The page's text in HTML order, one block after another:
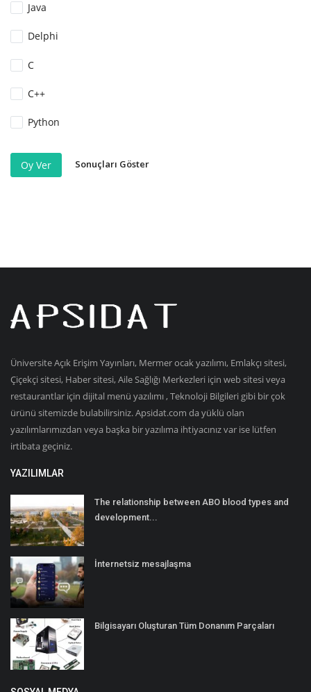
Java
Delphi
C
C++
Python
Oy Ver Sonuçları Göster
Üniversite Açık Erişim Yayınları, Mermer ocak yazılımı, Emlakçı sitesi,
Çiçekçi sitesi, Haber sitesi, Aile Sağlığı Merkezleri için web sitesi veya
restaurantlar için dijital menü yazılımı , Teknoloji Bilgileri gibi bir çok
ürünü sitemizde bulabilirsiniz. Apsidat.com da yüklü olan
yazılımlarımızdan veya başka bir yazılıma ihtiyacınız var ise lütfen
irtibata geçiniz.
YAZILIMLAR
The relationship between ABO blood types and
development...
İnternetsiz mesajlaşma
Bilgisayarı Oluşturan Tüm Donanım Parçaları